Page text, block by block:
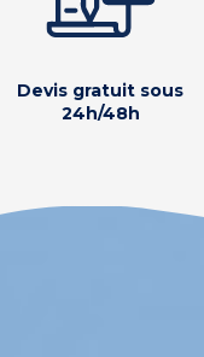
Devis gratuit sous
24h/48h